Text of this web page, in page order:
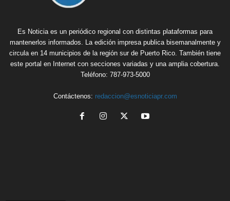
Es Noticia es un periódico regional con distintas plataformas para
mantenerlos informados. La edición impresa publica bisemanalmente y
circula en 14 municipios de la región sur de Puerto Rico. También tiene
este portal en Internet con secciones variadas y una amplia cobertura.
Teléfono: 787-973-5000
Contáctenos: redaccion@esnoticiapr.com